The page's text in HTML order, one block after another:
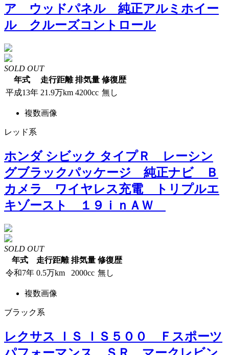
ア ウッドパネル 純正アルミホイー
ル クルーズコントロール
SOLD OUT
年式
走行距離 排気量 修復歴
平成13年 21.9万km 4200cc 無し
複数画像
レッド系
ホンダ シビック タイプＲ レーシン
グブラックパッケージ 純正ナビ Ｂ
カメラ ワイヤレス充電 トリプルエ
キゾースト １９ｉｎＡＷ
SOLD OUT
年式
走行距離 排気量 修復歴
令和7年 0.5万km 2000cc 無し
複数画像
ブラック系
レクサス ＩＳ ＩＳ５００ Ｆスポーツ